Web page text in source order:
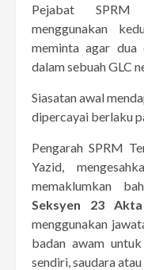
Pejabat SPRM
menggunakan
meminta agar dua
dalam sebuah GLC
Siasatan awal
dipercayai berlaku
Pengarah SPRM
Yazid,
memaklumkan
Seksyen 23
menggunakan
badan awam
sendiri, saudara